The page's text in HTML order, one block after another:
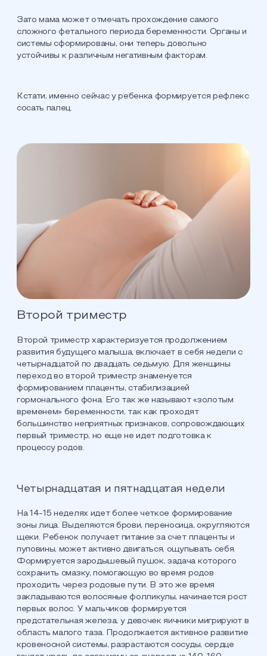
Зато мама может отмечать прохождение самого
сложного фетального периода беременности. Органы и
системы сформированы, они теперь довольно
устойчивы к различным негативным факторам.
Кстати, именно сейчас у ребенка формируется рефлекс
сосать палец.
Второй триместр
Второй триместр характеризуется продолжением
развития будущего малыша, включает в себя недели с
четырнадцатой по двадцать седьмую. Для женщины
переход во второй триместр знаменуется
формированием плаценты, стабилизацией
гормонального фона. Его так же называют «золотым
временем» беременности, так как проходят
большинство неприятных признаков, сопровождающих
первый триместр, но еще не идет подготовка к
процессу родов.
Четырнадцатая и пятнадцатая недели
На 14-15 неделях идет более четкое формирование
зоны лица. Выделяются брови, переносица, округляются
щеки. Ребенок получает питание за счет плаценты и
пуповины, может активно двигаться, ощупывать себя.
Формируется зародышевый пушок, задача которого
сохранить смазку, помогающую во время родов
проходить через родовые пути. В это же время
закладываются волосяные фолликулы, начинается рост
первых волос. У мальчиков формируется
предстательная железа, у девочек яичники мигрируют в
область малого таза. Продолжается активное развитие
кровеносной системы, разрастаются сосуды, сердце